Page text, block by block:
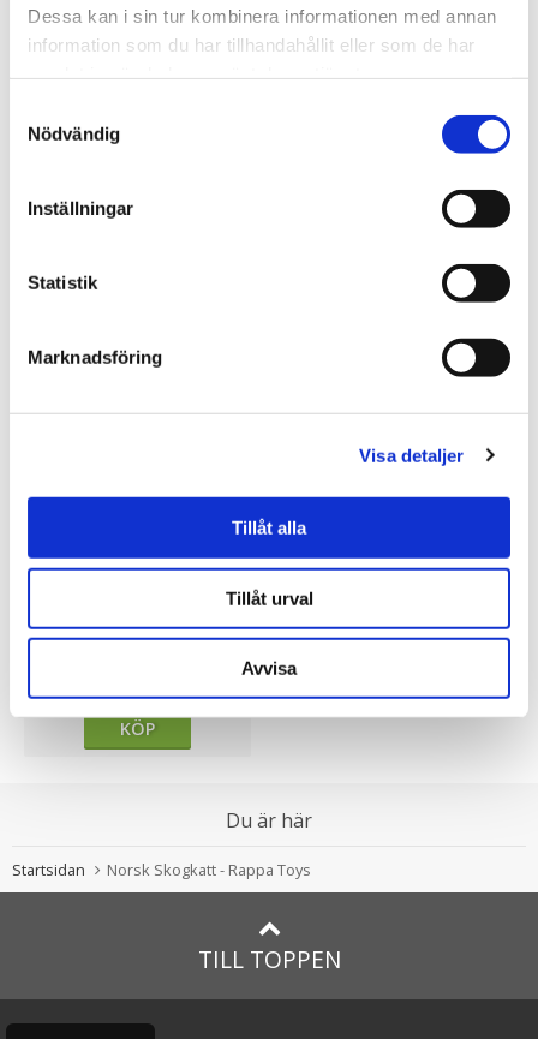
Dessa kan i sin tur kombinera informationen med annan
information som du har tillhandahållit eller som de har
Nödvändig
Inställningar
Statistik
Marknadsföring
Visa detaljer
Tillåt alla
Tillåt urval
Avvisa
Teddykompaniet
★★
Teddykompaniet
★
125.00 kr
Husky (liggande) - Rappa
325.00 kr
KÖP
Du är här
Startsidan Norsk Skogkatt - Rappa Toys
TILL TOPPEN